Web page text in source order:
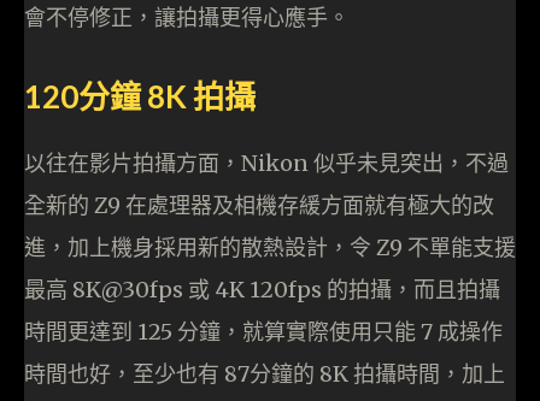
會不停修正，讓拍攝更得心應手。
120分鐘 8K 拍攝
以往在影片拍攝方面，Nikon 似乎未見突出，不過
全新的 Z9 在處理器及相機存緩方面就有極大的改
進，加上機身採用新的散熱設計，令 Z9 不單能支援
最高 8K@30fps 或 4K 120fps 的拍攝，而且拍攝
時間更達到 125 分鐘，就算實際使用只能 7 成操作
時間也好，至少也有 87分鐘的 8K 拍攝時間，加上